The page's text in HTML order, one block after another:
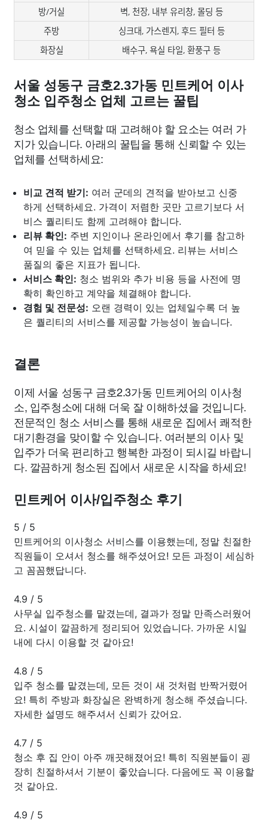
방/거실
벽, 천장, 내부 유리창, 몰딩 등
주방
싱크대, 가스렌지, 후드 필터 등
화장실
배수구, 욕실 타일, 환풍구 등
서울 성동구 금호2.3가동 민트케어 이사
청소 입주청소 업체 고르는 꿀팁
청소 업체를 선택할 때 고려해야 할 요소는 여러 가
지가 있습니다. 아래의 꿀팁을 통해 신뢰할 수 있는
업체를 선택하세요:
비교 견적 받기: 여러 군데의 견적을 받아보고 신중
하게 선택하세요. 가격이 저렴한 곳만 고르기보다 서
비스 퀄리티도 함께 고려해야 합니다.
리뷰 확인: 주변 지인이나 온라인에서 후기를 참고하
여 믿을 수 있는 업체를 선택하세요. 리뷰는 서비스
품질의 좋은 지표가 됩니다.
서비스 확인: 청소 범위와 추가 비용 등을 사전에 명
확히 확인하고 계약을 체결해야 합니다.
경험 및 전문성: 오랜 경력이 있는 업체일수록 더 높
은 퀄리티의 서비스를 제공할 가능성이 높습니다.
결론
이제 서울 성동구 금호2.3가동 민트케어의 이사청
소, 입주청소에 대해 더욱 잘 이해하셨을 것입니다.
전문적인 청소 서비스를 통해 새로운 집에서 쾌적한
대기환경을 맞이할 수 있습니다. 여러분의 이사 및
입주가 더욱 편리하고 행복한 과정이 되시길 바랍니
다. 깔끔하게 청소된 집에서 새로운 시작을 하세요!
민트케어 이사/입주청소 후기
5 / 5
민트케어의 이사청소 서비스를 이용했는데, 정말 친절한
직원들이 오셔서 청소를 해주셨어요! 모든 과정이 세심하
고 꼼꼼했답니다.
4.9 / 5
사무실 입주청소를 맡겼는데, 결과가 정말 만족스러웠어
요. 시설이 깔끔하게 정리되어 있었습니다. 가까운 시일
내에 다시 이용할 것 같아요!
4.8 / 5
입주 청소를 맡겼는데, 모든 것이 새 것처럼 반짝거렸어
요! 특히 주방과 화장실은 완벽하게 청소해 주셨습니다.
자세한 설명도 해주셔서 신뢰가 갔어요.
4.7 / 5
청소 후 집 안이 아주 깨끗해졌어요! 특히 직원분들이 굉
장히 친절하셔서 기분이 좋았습니다. 다음에도 꼭 이용할
것 같아요.
4.9 / 5